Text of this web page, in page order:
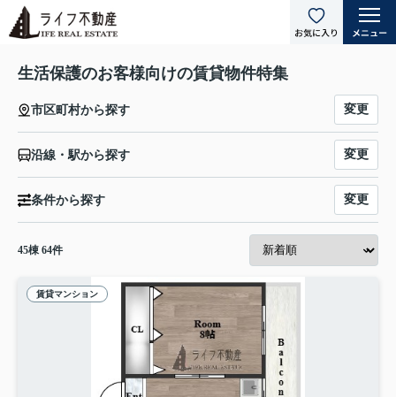
生活保護のお客様向けの賃貸物件特集
市区町村から探す 変更
沿線・駅から探す 変更
条件から探す 変更
45棟 64件
賃貸マンション